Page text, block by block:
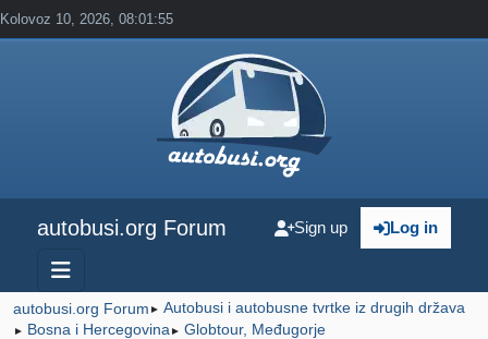
Kolovoz 10, 2026, 08:01:55
autobusi.org Forum Log in
Sign up
autobusi.org Forum ► Autobusi i autobusne tvrtke iz drugih država
► Bosna i Hercegovina ► Globtour, Međugorje